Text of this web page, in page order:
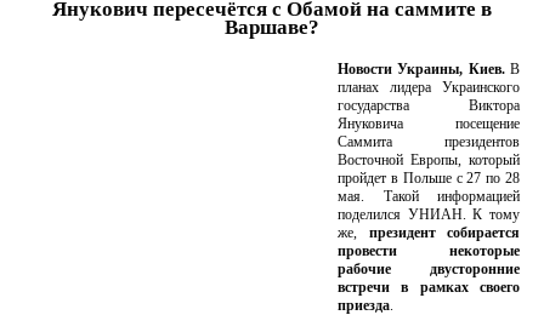
Янукович пересечётся с Обамой на саммите в
Варшаве?
Новости Украины, Киев. В
планах лидера Украинского
государства Виктора
Януковича посещение
Саммита президентов
Восточной Европы, который
пройдет в Польше с 27 по 28
мая. Такой информацией
поделился УНИАН. К тому
же, президент собирается
провести некоторые
рабочие двусторонние
встречи в рамках своего
приезда.